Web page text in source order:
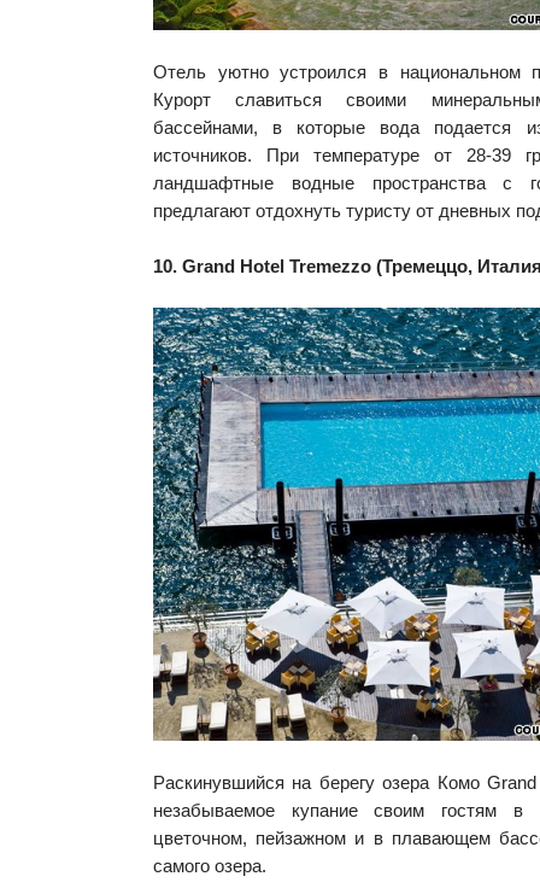
Отель уютно устроился в национальном
Курорт славиться своими
бассейнами, в которые вода подается
источников. При температуре от 28-39
ландшафтные водные пространства с
предлагают отдохнуть туристу от дневных
10. Grand Hotel Tremezzo (Тремеццо,
Раскинувшийся на берегу озера Комо
незабываемое купание своим гостям
цветочном, пейзажном и в плавающем
самого озера.